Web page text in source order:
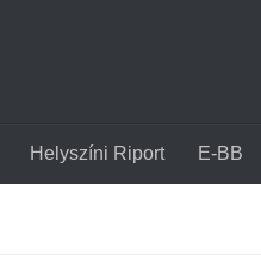
Helyszíni Riport E-BB